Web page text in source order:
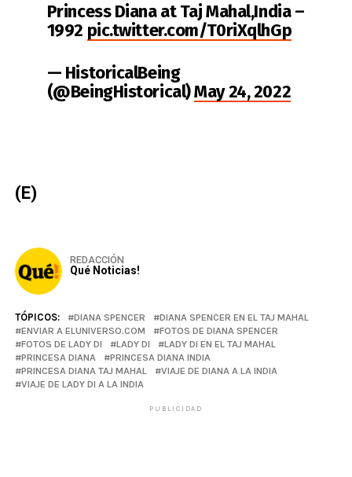
Princess Diana at Taj Mahal,India –
1992 pic.twitter.com/T0riXqlhGp
— HistoricalBeing
(@BeingHistorical)May 24, 2022
(E)
REDACCIÓN
Qué Noticias!
TÓPICOS: DIANA SPENCER
DIANA SPENCER EN EL TAJ MAHAL
ENVIAR A ELUNIVERSO.COM
FOTOS DE DIANA SPENCER
FOTOS DE LADY DI
LADY DI
LADY DI EN EL TAJ MAHAL
PRINCESA DIANA
PRINCESA DIANA INDIA
PRINCESA DIANA TAJ MAHAL
VIAJE DE DIANA A LA INDIA
VIAJE DE LADY DI A LA INDIA
PUBLICIDAD